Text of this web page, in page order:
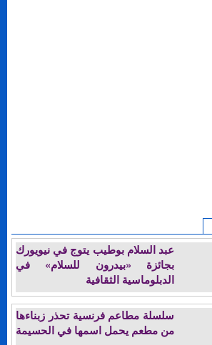
عبد السلام بوطيب يتوج في نيويورك
بجائزة «بيدرون للسلام» في
الدبلوماسية الثقافية
سلسلة مطاعم فرنسية تحذر زبناءها
من مطعم يحمل اسمها في الحسيمة